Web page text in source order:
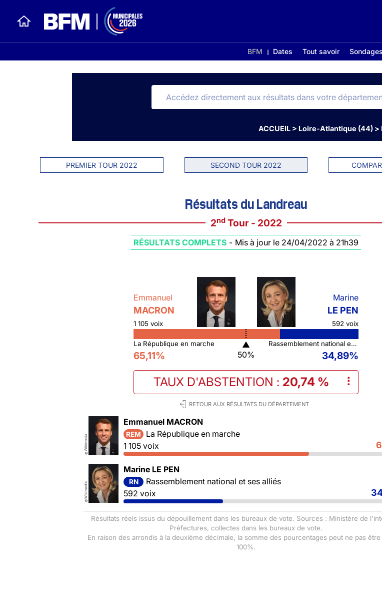
BFM Dates Tout savoir Sondages
ACCUEIL> Loire-Atlantique (44)>
PREMIER TOUR 2022 SECOND TOUR 2022
Résultats du Landreau
2ndTour - 2022
RÉSULTATS COMPLETS - Mis à jour le 24/04/2022 à 21h39
Emmanuel
MACRON
1 105 voix
Marine
LE PEN
592 voix
La République en marche
65,11%
▲
50%
Rassemblement national et ses alliés
34,89%
TAUX D'ABSTENTION : 20,74 % ⠇
RETOUR AUX RÉSULTATS DU DÉPARTEMENT
©
Wikimedia
Emmanuel MACRON
REM
La République en marche
1 105 voix
©
Wikimedia
Marine LE PEN
RN
Rassemblement national et ses alliés
592 voix
Résultats réels issus du dépouillement dans les bureaux de vote. Sources : Ministère de
Préfectures, collectes dans les bureaux de vote.
En raison des arrondis à la deuxième décimale, la somme des pourcentages peut ne pas être
100%.